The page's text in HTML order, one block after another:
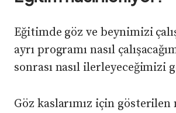
Eğitimde göz ve beynimizi
ayrı programı nasıl
sonrası nasıl ilerleyeceğimizi
Göz kaslarımız için gösterilen